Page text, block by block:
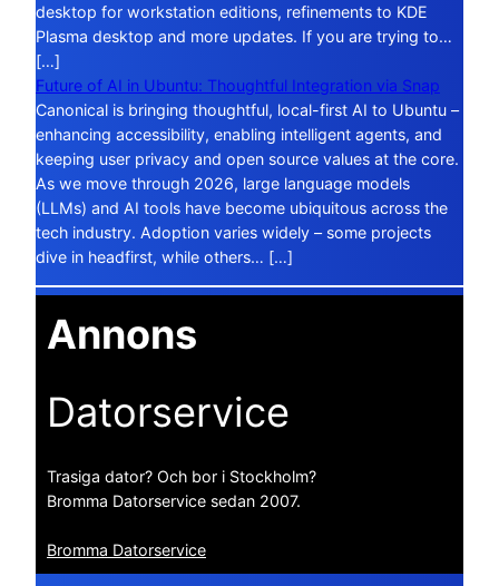
desktop for workstation editions, refinements to KDE
Plasma desktop and more updates. If you are trying to…
[…]
Future of AI in Ubuntu: Thoughtful Integration via Snap
Canonical is bringing thoughtful, local-first AI to Ubuntu –
enhancing accessibility, enabling intelligent agents, and
keeping user privacy and open source values at the core.
As we move through 2026, large language models
(LLMs) and AI tools have become ubiquitous across the
tech industry. Adoption varies widely – some projects
dive in headfirst, while others… […]
Annons
Datorservice
Trasiga dator? Och bor i Stockholm?
Bromma Datorservice sedan 2007.
Bromma Datorservice